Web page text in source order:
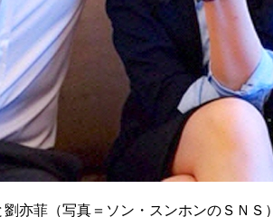
亦菲（写真＝ソン・スンホンのＳＮＳ）